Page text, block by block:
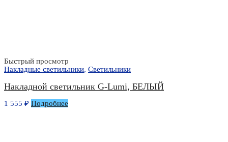
Быстрый просмотр
Накладные светильники, Светильники
Накладной светильник G-Lumi, БЕЛЫЙ
1 555 ₽ Подробнее